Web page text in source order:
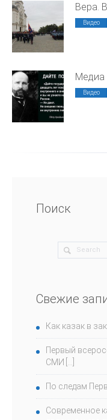
Вера.
Видео
Медиа
Видео
Поиск
Свежие
Как казак в
Первый
СМИ
По следам
Современное